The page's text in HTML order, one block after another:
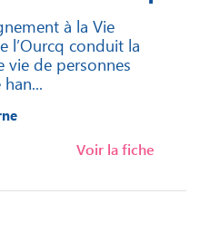
à la Vie
l’Ourcq conduit la
vie de personnes
Voir la fiche